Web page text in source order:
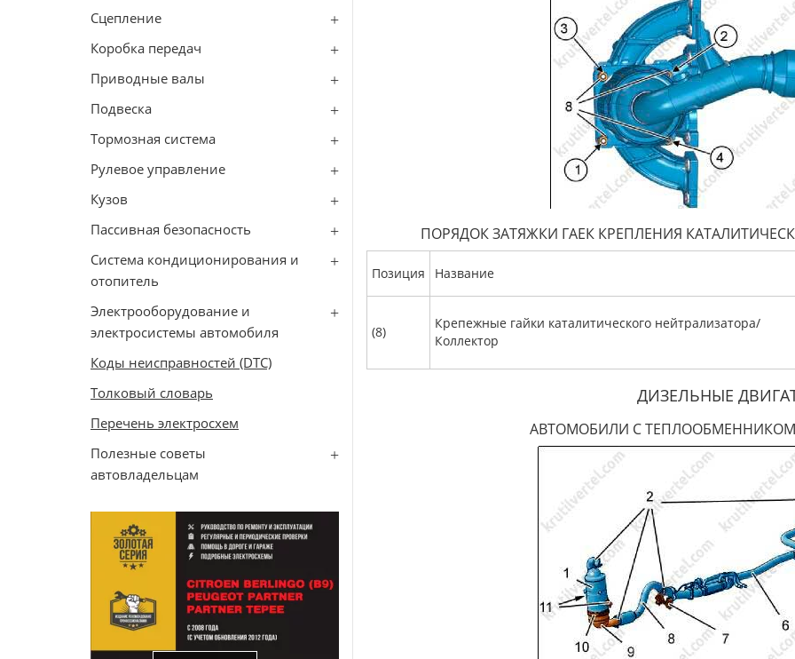
Сцепление
Коробка передач
Приводные валы
Подвеска
Тормозная система
Рулевое управление
Кузов
Пассивная безопасность
Система кондиционирования и
отопитель
Электрооборудование и
электросистемы автомобиля
Коды неисправностей (DTC)
Толковый словарь
Перечень электросхем
Полезные советы
автовладельцам
ПОРЯДОК ЗАТЯЖКИ ГАЕК КРЕПЛЕНИЯ
Позиция Название
(8)
Крепежные гайки каталитического нейтрализатора/
Коллектор
ДИЗЕЛЬНЫЕ
АВТОМОБИЛИ С